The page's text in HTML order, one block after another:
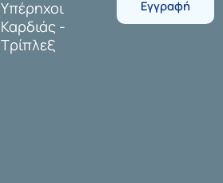
Υπέρηχοι
Καρδιάς -
Τρίπλεξ
Εγγραφή